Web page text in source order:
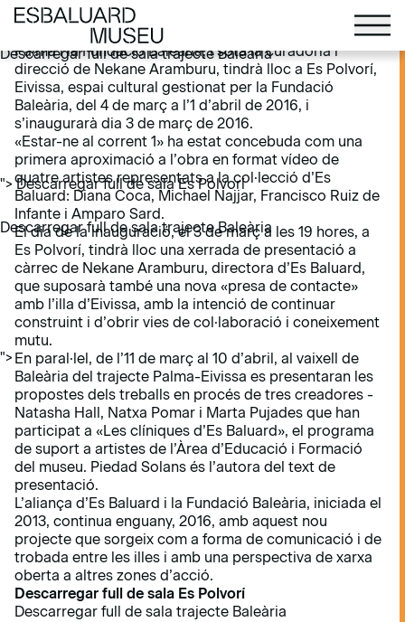
Descarregar full de sala Es Polvorí
Descarregar full de sala trajecte Baleària
">Descarregar full de sala Es Polvorí
Descarregar full de sala trajecte Baleària
">
L’exposició titulada «Estar-ne al corrent 1», coproduïda
per Es Baluard Museu d’Art Modern i Contemporani de
Palma i la Fundació Baleària, i sota la curadoria i
direcció de Nekane Aramburu, tindrà lloc a Es Polvorí,
Eivissa, espai cultural gestionat per la Fundació
Baleària, del 4 de març a l’1 d’abril de 2016, i
s’inaugurarà dia 3 de març de 2016.
«Estar-ne al corrent 1» ha estat concebuda com una
primera aproximació a l’obra en format vídeo de
quatre artistes representats a la col·lecció d’Es
Baluard: Diana Coca, Michael Najjar, Francisco Ruiz de
Infante i Amparo Sard.
El dia de la inauguració, el 3 de març a les 19 hores, a
Es Polvorí, tindrà lloc una xerrada de presentació a
càrrec de Nekane Aramburu, directora d’Es Baluard,
que suposarà també una nova «presa de contacte»
amb l’illa d’Eivissa, amb la intenció de continuar
construint i d’obrir vies de col·laboració i coneixement
mutu.
En paral·lel, de l’11 de març al 10 d’abril, al vaixell de
Baleària del trajecte Palma-Eivissa es presentaran les
propostes dels treballs en procés de tres creadores ­
Natasha Hall, Natxa Pomar i Marta Pujades ­que han
participat a «Les clíniques d’Es Baluard», el programa
de suport a artistes de l’Àrea d’Educació i Formació
del museu. Piedad Solans és l’autora del text de
presentació.
L’aliança d’Es Baluard i la Fundació Baleària, iniciada el
2013, continua enguany, 2016, amb aquest nou
projecte que sorgeix com a forma de comunicació i de
trobada entre les illes i amb una perspectiva de xarxa
oberta a altres zones d’acció.
Descarregar full de sala Es Polvorí
Descarregar full de sala trajecte Baleària